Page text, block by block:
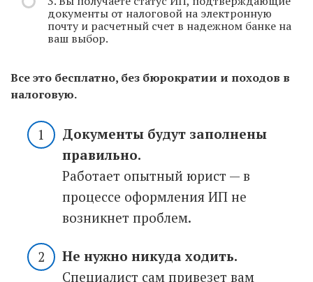
документы от налоговой на электронную
почту и расчетный счет в надежном банке на
ваш выбор.
Все это бесплатно, без бюрократии и походов в
налоговую.
Документы будут заполнены
правильно.
Работает опытный юрист — в
процессе оформления ИП не
возникнет проблем.
Не нужно никуда ходить.
Специалист сам привезет вам